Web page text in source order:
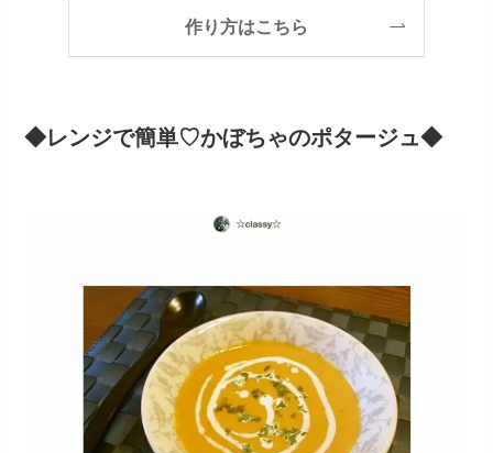
作り方はこちら
◆レンジで簡単♡かぼちゃのポタージュ◆